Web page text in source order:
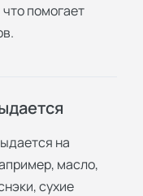
помогает
на
масло,
сухие